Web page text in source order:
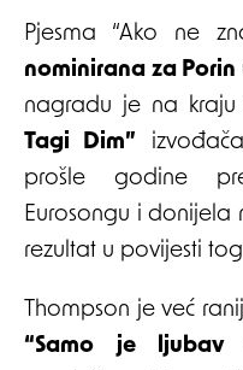
Pjesma “Ako ne
nominirana za
nagradu je na
Tagi Dim”
prošle godine
Eurosongu i donijela
rezultat u povijesti
Thompson je već
“Samo je ljubav